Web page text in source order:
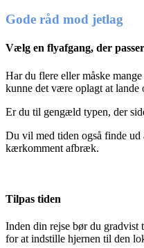
Gode råd mod jetlag
Vælg en flyafgang, der
Har du flere eller måske
kunne det være oplagt at lande
Er du til gengæld typen, der
Du vil med tiden også finde ud
kærkomment afbræk.
Tilpas tiden
Inden din rejse bør du gradvist
for at indstille hjernen til den